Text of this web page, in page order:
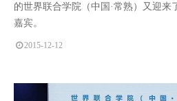
的世界联合学院（中国·常熟）又迎来
嘉宾。
2015-12-12